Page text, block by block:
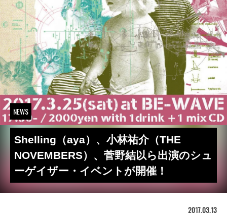
NEWS
Shelling（aya）、小林祐介（THE
NOVEMBERS）、菅野結以ら出演のシュ
ーゲイザー・イベントが開催！
2017.03.13